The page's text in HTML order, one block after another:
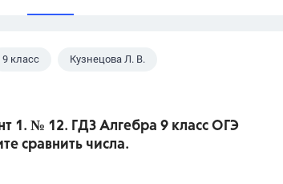
Домашнее задание
Школа
9 класс Кузнецова Л. В.
1. № 12. ГДЗ Алгебра 9 класс ОГЭ
сравнить числа.